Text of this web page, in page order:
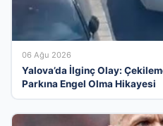
06 Ağu 2026
Yalova’da İlginç Olay:
Parkına Engel Olma Hikayesi